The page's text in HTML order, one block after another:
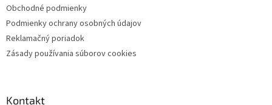
k
v
Obchodné podmienky
Podmienky ochrany osobných údajov
Reklamačný poriadok
Zásady používania súborov cookies
Kontakt